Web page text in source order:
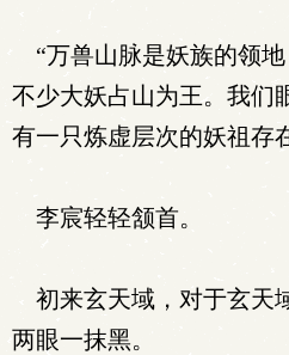
“万兽山脉是妖族的领
不少大妖占山为王。我们
有一只炼虚层次的妖祖存
李宸轻轻颔首。
初来玄天域，对于玄天
两眼一抹黑。